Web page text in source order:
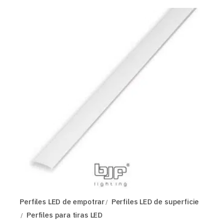
Perfiles LED de empotrar
Perfiles LED de superficie
Perfiles para tiras LED